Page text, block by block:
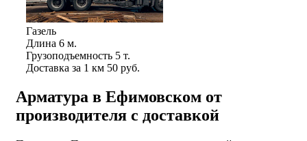
Газель
Длина 6 м.
Грузоподъемность 5 т.
Доставка за 1 км 50 руб.
Арматура в Ефимовском от
производителя с доставкой